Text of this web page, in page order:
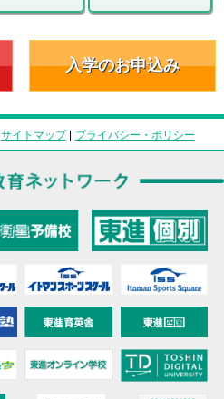
入学のお申込み
サイトマップ| プライバシー・ポリシー